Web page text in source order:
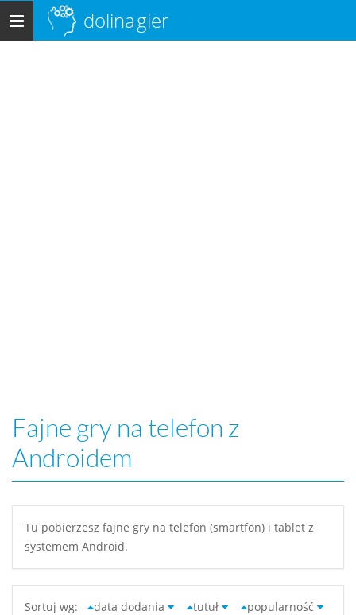
Menu
główne
dolinagier
Fajne gry na telefon z
Androidem
Tu pobierzesz fajne gry na telefon (smartfon) i tablet z
systemem Android.
Sortuj wg: data dodania tutuł popularność